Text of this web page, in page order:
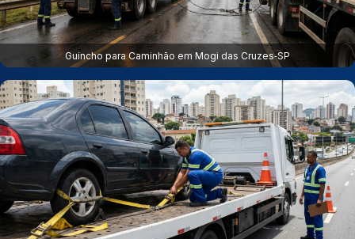
Guincho para Caminhão em Mogi das Cruzes‑SP